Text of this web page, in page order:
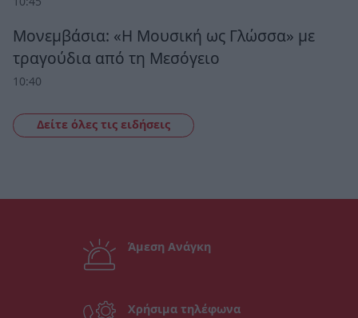
Μονεμβάσια: «Η Μουσική ως Γλώσσα» με
τραγούδια από τη Μεσόγειο
10:40
Δείτε όλες τις ειδήσεις
Άμεση Ανάγκη
Χρήσιμα τηλέφωνα